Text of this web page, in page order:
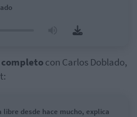
con Carlos Doblado,
desde hace mucho, explica